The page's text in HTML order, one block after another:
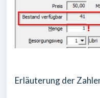
Erläuterung der